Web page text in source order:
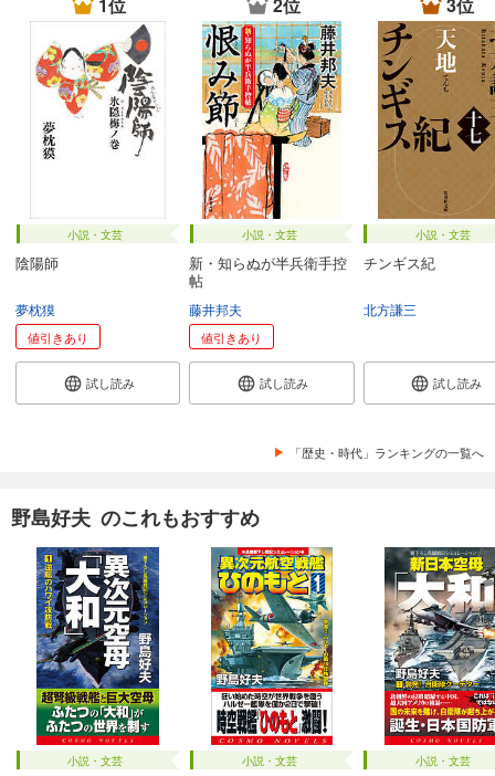
1位
小説・文芸
陰陽師
夢枕獏
値引きあり
試し読み
2位
小説・文芸
新・知らぬが半兵衛手控
帖
藤井邦夫
値引きあり
試し読み
3位
小説・文芸
チンギス紀
北方謙三
試し読み
「歴史・時代」ランキングの一覧へ
野島好夫 のこれもおすすめ
小説・文芸 小説・文芸 小説・文芸